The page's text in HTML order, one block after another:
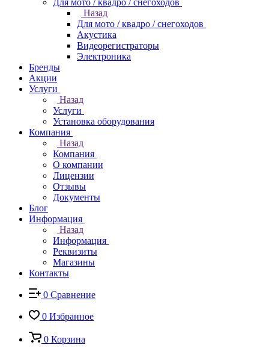
Для мото / квадро / снегоходов
Назад
Для мото / квадро / снегоходов
Акустика
Видеорегистраторы
Электроника
Бренды
Акции
Услуги
Назад
Услуги
Установка оборудования
Компания
Назад
Компания
О компании
Лицензии
Отзывы
Документы
Блог
Информация
Назад
Информация
Реквизиты
Магазины
Контакты
0 Сравнение
0 Избранное
0 Корзина